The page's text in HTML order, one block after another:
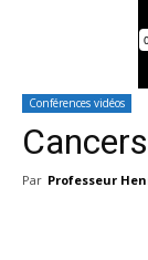
Conférences vidéos
Par Professeur